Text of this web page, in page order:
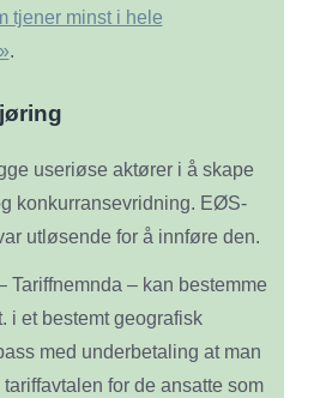
tjener minst i hele
.
useriøse aktører i å skape
konkurransevridning. EØS-
utløsende for å innføre den.
Tariffnemnda – kan bestemme
i et bestemt geografisk
med underbetaling at man
for de ansatte som